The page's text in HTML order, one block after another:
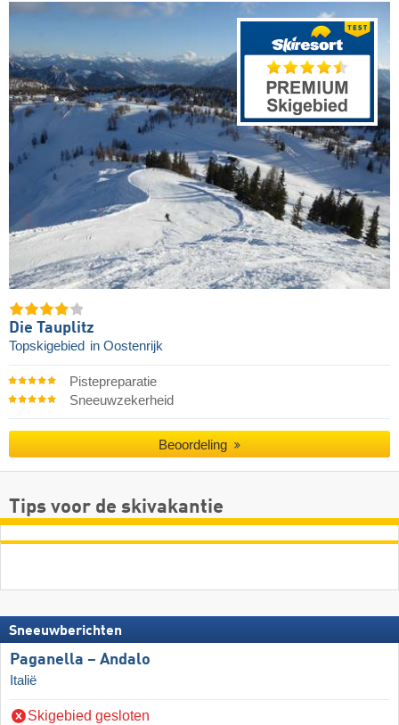
Die Tauplitz
Topskigebied in Oostenrijk
Pistepreparatie
Sneeuwzekerheid
Beoordeling
Tips voor de skivakantie
Sneeuwberichten
Paganella – Andalo
Italië
Skigebied gesloten